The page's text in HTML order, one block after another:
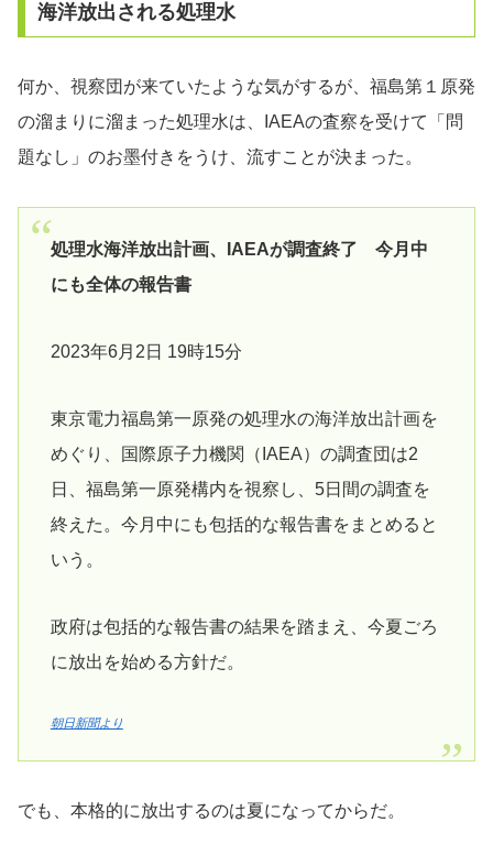
海洋放出される処理水
何か、視察団が来ていたような気がするが、福島第１原発
の溜まりに溜まった処理水は、IAEAの査察を受けて「問
題なし」のお墨付きをうけ、流すことが決まった。
処理水海洋放出計画、IAEAが調査終了 今月中
にも全体の報告書
2023年6月2日 19時15分
東京電力福島第一原発の処理水の海洋放出計画を
めぐり、国際原子力機関（IAEA）の調査団は2
日、福島第一原発構内を視察し、5日間の調査を
終えた。今月中にも包括的な報告書をまとめると
いう。
政府は包括的な報告書の結果を踏まえ、今夏ごろ
に放出を始める方針だ。
朝日新聞より
でも、本格的に放出するのは夏になってからだ。